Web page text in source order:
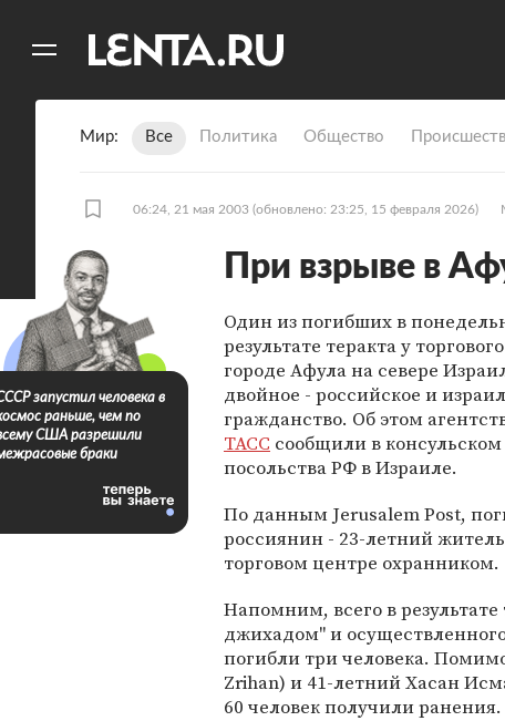
Мир Все Политика Общество
06:24, 21 мая 2003 (обновлено: 23:25, 15 февраля 2026)
При взрыве в
Один из погибших в
результате теракта у
городе Афула на севере
двойное - российское и
гражданство. Об этом
ТАСС сообщили в консульском
посольства РФ в Израиле.
По данным Jerusalem Post,
россиянин - 23-летний
торговом центре охранником.
Напомним, всего в
джихадом" и
погибли три человека.
Zrihan) и 41-летний Хасан
60 человек получили ранения.
запустил человека в
раньше, чем по
США разрешили
браки